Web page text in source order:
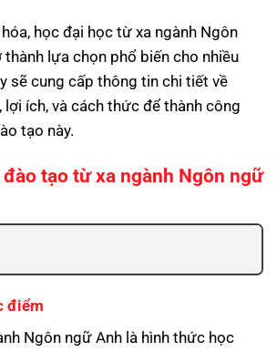
học đại học từ xa ngành Ngôn
lựa chọn phổ biến cho nhiều
sẽ cung cấp thông tin chi tiết về
ích, và cách thức để thành công
tạo này.
tạo từ xa ngành Ngôn ngữ
điểm
Ngôn ngữ Anh là hình thức học